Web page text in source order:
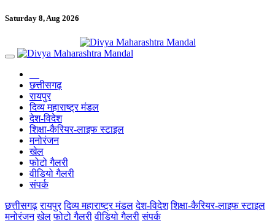
Saturday 8, Aug 2026
छत्तीसगढ़
रायपुर
दिव्य महाराष्ट्र मंडल
देश-विदेश
शिक्षा-कैरियर-लाइफ स्टाइल
मनोरंजन
खेल
फोटो गैलरी
वीडियो गैलरी
संपर्क
छत्तीसगढ़ रायपुर दिव्य महाराष्ट्र मंडल देश-विदेश शिक्षा-कैरियर-लाइफ स्टाइल
मनोरंजन खेल फोटो गैलरी वीडियो गैलरी संपर्क